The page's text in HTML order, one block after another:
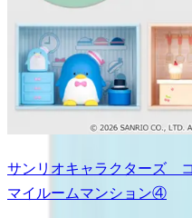
サンリオキャラクターズ
マイルームマンション④